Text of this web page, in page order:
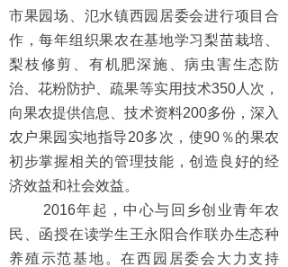
市果园场、氾水镇西园居委会进行项目合
作，每年组织果农在基地学习梨苗栽培、
梨枝修剪、有机肥深施、病虫害生态防
治、花粉防护、疏果等实用技术350人次，
向果农提供信息、技术资料200多份，深入
农户果园实地指导20多次，使90％的果农
初步掌握相关的管理技能，创造良好的经
济效益和社会效益。
2016年起，中心与回乡创业青年农
民、函授在读学生王永阳合作联办生态种
养殖示范基地。在西园居委会大力支持